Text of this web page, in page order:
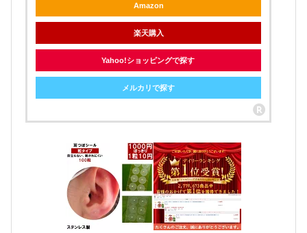
Amazon
楽天購入
Yahoo!ショッピングで探す
メルカリで探す